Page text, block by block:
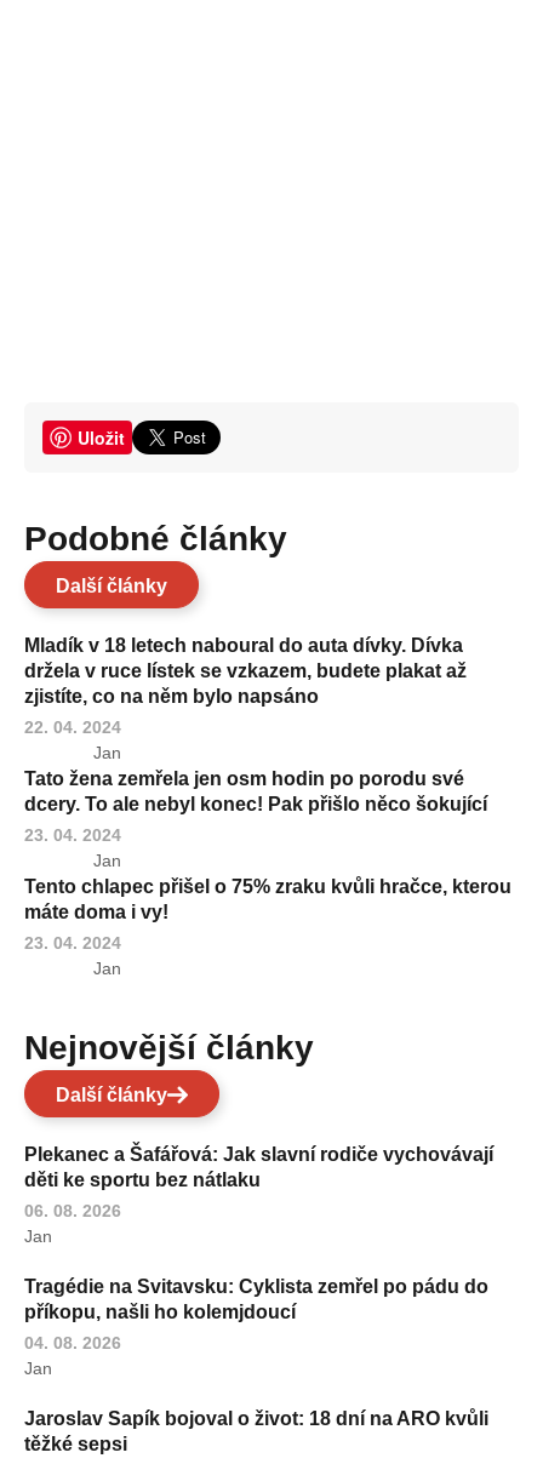
Uložit
Podobné články
Další články
Mladík v 18 letech naboural do auta dívky. Dívka
držela v ruce lístek se vzkazem, budete plakat až
zjistíte, co na něm bylo napsáno
22. 04. 2024
Jan
Tato žena zemřela jen osm hodin po porodu své
dcery. To ale nebyl konec! Pak přišlo něco šokující
23. 04. 2024
Jan
Tento chlapec přišel o 75% zraku kvůli hračce, kterou
máte doma i vy!
23. 04. 2024
Jan
Nejnovější články
Další články
Plekanec a Šafářová: Jak slavní rodiče vychovávají
děti ke sportu bez nátlaku
06. 08. 2026
Jan
Tragédie na Svitavsku: Cyklista zemřel po pádu do
příkopu, našli ho kolemjdoucí
04. 08. 2026
Jan
Jaroslav Sapík bojoval o život: 18 dní na ARO kvůli
těžké sepsi